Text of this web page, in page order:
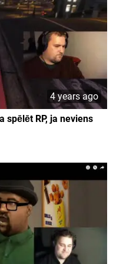
4 years ago
spēlēt RP, ja neviens